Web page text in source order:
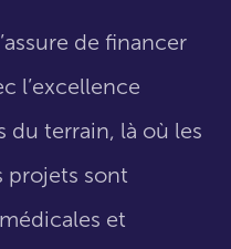
de financer
l’excellence
du terrain, là où les
projets sont
et